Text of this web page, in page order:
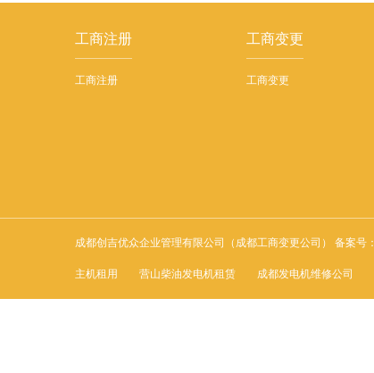
工商注册
工商注册
工商变更
工商变更
成都创吉优众企业管理有限公司（成都工商变更公司） 备案号：
主机租用 营山柴油发电机租赁 成都发电机维修公司